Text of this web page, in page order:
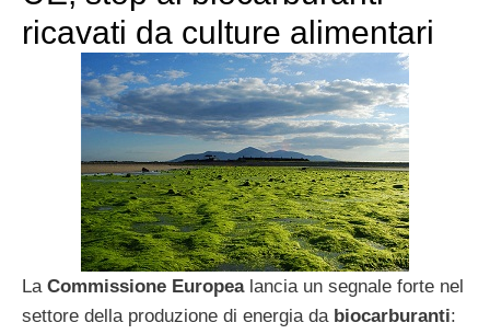
ricavati da culture alimentari
La Commissione Europealancia un segnale forte nel
settore della produzione di energia da biocarburanti: